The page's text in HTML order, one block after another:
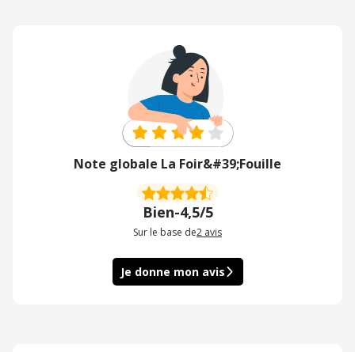
Note globale La Foir&#39;Fouille
Bien-4,5/5
Sur le base de2 avis
Je donne mon avis